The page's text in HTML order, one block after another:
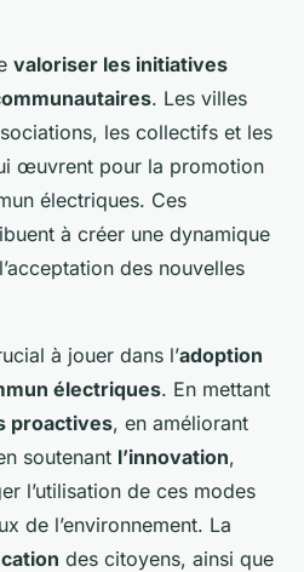
valoriser les initiatives
. Les villes
les collectifs et les
œuvrent pour la promotion
électriques. Ces
à créer une dynamique
des nouvelles
à jouer dans l’adoption
électriques. En mettant
proactives, en améliorant
soutenant l’innovation,
l’utilisation de ces modes
de l’environnement. La
des citoyens, ainsi que